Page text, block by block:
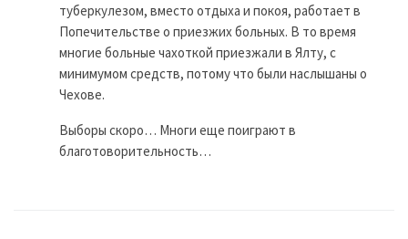
туберкулезом, вместо отдыха и покоя, работает в
Попечительстве о приезжих больных. В то время
многие больные чахоткой приезжали в Ялту, с
минимумом средств, потому что были наслышаны о
Чехове.
Выборы скоро… Многи еще поиграют в
благотоворительность…